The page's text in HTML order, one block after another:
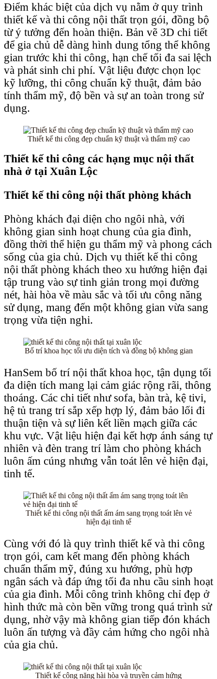
Điểm khác biệt của dịch vụ nằm ở quy trình
thiết kế và thi công nội thất trọn gói, đồng bộ
từ ý tưởng đến hoàn thiện. Bản vẽ 3D chi tiết
để gia chủ dễ dàng hình dung tổng thể không
gian trước khi thi công, hạn chế tối đa sai lệch
và phát sinh chi phí. Vật liệu được chọn lọc
kỹ lưỡng, thi công chuẩn kỹ thuật, đảm bảo
tính thẩm mỹ, độ bền và sự an toàn trong sử
dụng.
Thiết kế thi công đẹp chuẩn kỹ thuật và thẩm mỹ cao
Thiết kế thi công các hạng mục nội thất
nhà ở tại Xuân Lộc
Thiết kế thi công nội thất phòng khách
Phòng khách đại diện cho ngôi nhà, với
không gian sinh hoạt chung của gia đình,
đồng thời thể hiện gu thẩm mỹ và phong cách
sống của gia chủ. Dịch vụ thiết kế thi công
nội thất phòng khách theo xu hướng hiện đại
tập trung vào sự tinh giản trong mọi đường
nét, hài hòa về màu sắc và tối ưu công năng
sử dụng, mang đến một không gian vừa sang
trọng vừa tiện nghi.
Bố trí khoa học tối ưu diện tích và đồng bộ không gian
HanSem bố trí nội thất khoa học, tận dụng tối
đa diện tích mang lại cảm giác rộng rãi, thông
thoáng. Các chi tiết như sofa, bàn trà, kệ tivi,
hệ tủ trang trí sắp xếp hợp lý, đảm bảo lối đi
thuận tiện và sự liên kết liền mạch giữa các
khu vực. Vật liệu hiện đại kết hợp ánh sáng tự
nhiên và đèn trang trí làm cho phòng khách
luôn ấm cúng nhưng vẫn toát lên vẻ hiện đại,
tinh tế.
Thiết kế thi công nội thất ấm ám sang trọng toát lên vẻ
hiện đại tinh tế
Cùng với đó là quy trình thiết kế và thi công
trọn gói, cam kết mang đến phòng khách
chuẩn thẩm mỹ, đúng xu hướng, phù hợp
ngân sách và đáp ứng tối đa nhu cầu sinh hoạt
của gia đình. Mỗi công trình không chỉ đẹp ở
hình thức mà còn bền vững trong quá trình sử
dụng, nhờ vậy mà không gian tiếp đón khách
luôn ấn tượng và đầy cảm hứng cho ngôi nhà
của gia chủ.
Thiết kế công năng hài hòa và truyền cảm hứng